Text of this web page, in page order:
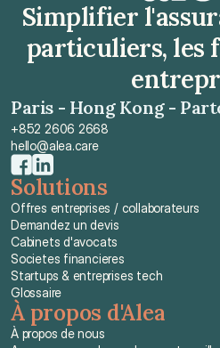
Simplifier
particuliers, les
Paris - Hong Kong -
+852 2606 2668
hello@alea.care
Solutions
Offres entreprises / collaborateurs
Demandez un devis
Cabinets d'avocats
Societes financieres
Startups & entreprises tech
Glossaire
À propos d'Alea
À propos de nous